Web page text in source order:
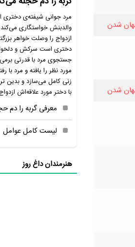
شدن
شدن
مرد جوانی شیفته‌ی دختری
والدبنش خواستگاری
ازدواج را وصلت خواهر
دختری است سرکش و
جستجوی مرد با قدرتی
مورد نظر را یافته و مرد با
زنی کامل می‌سازد و بدین
با دختر مورد علاقه‌اش
معرفی گربه را دم
لیست کامل عوامل
هنرمندان داغ روز